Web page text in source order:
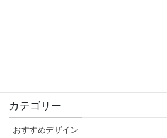
カテゴリー
おすすめデザイン